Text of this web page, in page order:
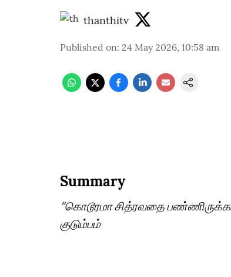
thanthitv
Published on: 24 May 2026, 10:58 am
Summary
"கொடூரமா சித்ரவதை
குடும்பம்